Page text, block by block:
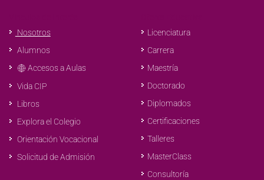
Nosotros
Alumnos
Accesos a Aulas
Vida CIP
Libros
Explora el Colegio
Orientación Vocacional
Solicitud de Admisión
Licenciatura
Carrera
Maestría
Doctorado
Diplomados
Certificaciones
Talleres
MasterClass
Consultoría